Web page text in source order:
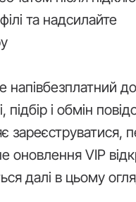
та надсилайте
підбір і обмін
зареєструватися,
оновлення VIP
далі в цьому